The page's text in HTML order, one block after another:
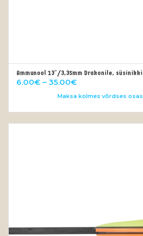
VALI
Ammunool 13″/3,35mm Drakonile,
6.00€ – 35.00€Price
range:
through
35.00€
Maksa kolmes võrdses